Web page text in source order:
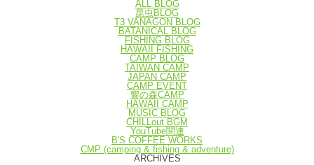
ALL BLOG
昆虫BLOG
T3 VANAGON BLOG
BATANICAL BLOG
FISHING BLOG
HAWAII FISHING
CAMP BLOG
TAIWAN CAMP
JAPAN CAMP
CAMP EVENT
響の森CAMP
HAWAII CAMP
MUSIC BLOG
CHILLout BGM
YouTube関連
B'S COFFEE WORKS
CMP (camping & fishing & adventure)
ARCHIVES